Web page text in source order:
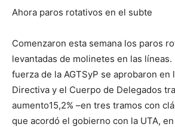
Ahora paros rotativos en el subte
Comenzaron esta semana los paros
levantadas de molinetes en las líneas.
fuerza de la AGTSyP se aprobaron en
Directiva y el Cuerpo de Delegados
aumento15,2% –en tres tramos con
que acordó el gobierno con la UTA,